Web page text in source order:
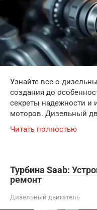
Узнайте все о
создания до
секреты надежности
моторов. Дизельный
Читать полностью
Турбина Saab:
ремонт
Дизельный двигатель